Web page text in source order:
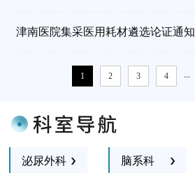
津南医院集采医用耗材遴选论证通知
1 2 3 4 ...
泌尿外科 脑系科